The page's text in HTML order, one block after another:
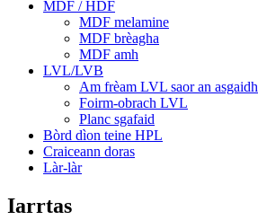
MDF / HDF
MDF melamine
MDF brèagha
MDF amh
LVL/LVB
Am frèam LVL saor an asgaidh
Foirm-obrach LVL
Planc sgafaid
Bòrd dìon teine ​​HPL
Craiceann doras
Làr-làr
Iarrtas